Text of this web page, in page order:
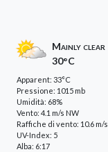
Mainly clear
30°C
Apparent: 33°C
Pressione: 1015 mb
Umidità: 68%
Vento: 4.1 m/s NW
Raffiche di vento: 10.6 m/s
UV-Index: 5
Alba: 6:17